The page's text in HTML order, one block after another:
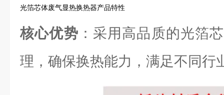
光箔芯体废气显热换热器产品特性
核心优势 ：采用高品质的光箔
理，确保换热能力，满足不同行